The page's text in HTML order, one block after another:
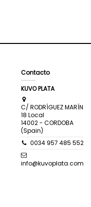
Contacto
KUVO PLATA
C/ RODRÍGUEZ MARÍN
18 Local
14002 - CORDOBA
(Spain)
0034 957 485 552
info@kuvoplata.com